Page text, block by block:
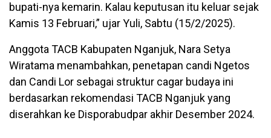
bupati-nya kemarin. Kalau keputusan itu keluar sejak
Kamis 13 Februari,” ujar Yuli, Sabtu (15/2/2025).
Anggota TACB Kabupaten Nganjuk, Nara Setya
Wiratama menambahkan, penetapan candi Ngetos
dan Candi Lor sebagai struktur cagar budaya ini
berdasarkan rekomendasi TACB Nganjuk yang
diserahkan ke Disporabudpar akhir Desember 2024.